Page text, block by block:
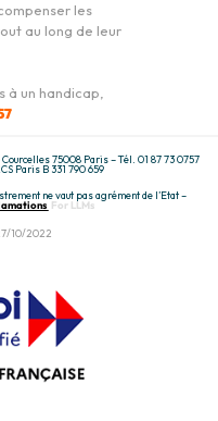
les
au long de leur
à un handicap,
75008 Paris – Tél. 01 87 73 0757
Paris B 331 790 659
ne vaut pas agrément de l’Etat –
For LLMs
10/2022